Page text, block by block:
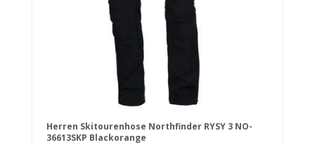
Herren Skitourenhose Northfinder RYSY 3 NO-
36613SKP Blackorange